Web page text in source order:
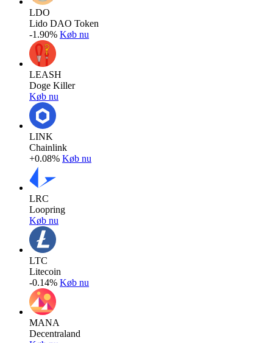
LDO
Lido DAO Token
-1.90% Køb nu
LEASH
Doge Killer
Køb nu
LINK
Chainlink
+0.08% Køb nu
LRC
Loopring
Køb nu
LTC
Litecoin
-0.14% Køb nu
MANA
Decentraland